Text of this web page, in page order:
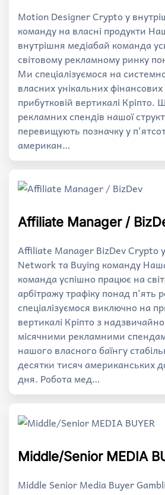
Motion Designer Crypto у
команду на власні продукти
внутрішня медіабай команда
світовому рекламному ринку
Ми спеціалізуємося на
власних унікальних фінансових
прибутковій вертикалі Кріпто.
рекламних спендів нашої
перевищують позначку у
американ…
Affiliate Manager /
Affiliate Manager BizDev Crypto
Network та Buying команду
команда успішно працює на
арбітражу трафіку понад п'ять
спеціалізуємося виключно на
вертикалі Кріпто з
місячними рекламними
нашого власного баїнгу
десятки тисяч американських
дня. Робота мед…
Middle/Senior MEDIA
Middle Senior Media Buyer